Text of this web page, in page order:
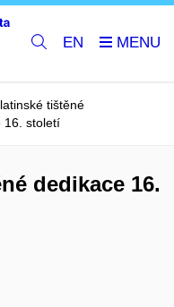
EN
tištěné
16. století
dedikace 16.